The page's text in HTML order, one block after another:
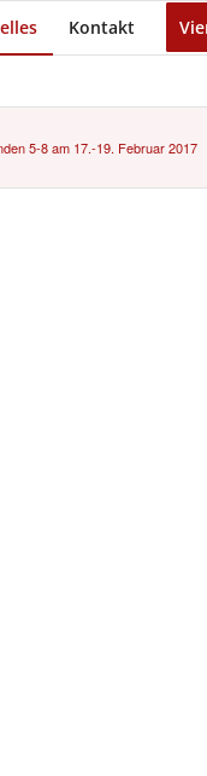
Kontakt
5-8 am 17.-19. Februar 2017